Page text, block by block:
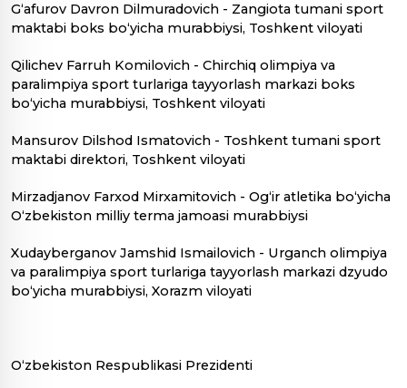
G‘afurov Davron Dilmuradovich - Zangiota tumani sport
maktabi boks bo‘yicha murabbiysi, Toshkent viloyati
Qilichev Farruh Komilovich - Chirchiq olimpiya va
paralimpiya sport turlariga tayyorlash markazi boks
bo‘yicha murabbiysi, Toshkent viloyati
Mansurov Dilshod Ismatovich - Toshkent tumani sport
maktabi direktori, Toshkent viloyati
Mirzadjanov Farxod Mirxamitovich - Og‘ir atletika bo‘yicha
O‘zbekiston milliy terma jamoasi murabbiysi
Xudayberganov Jamshid Ismailovich - Urganch olimpiya
va paralimpiya sport turlariga tayyorlash markazi dzyudo
bo‘yicha murabbiysi, Xorazm viloyati
O‘zbekiston Respublikasi Prezidenti